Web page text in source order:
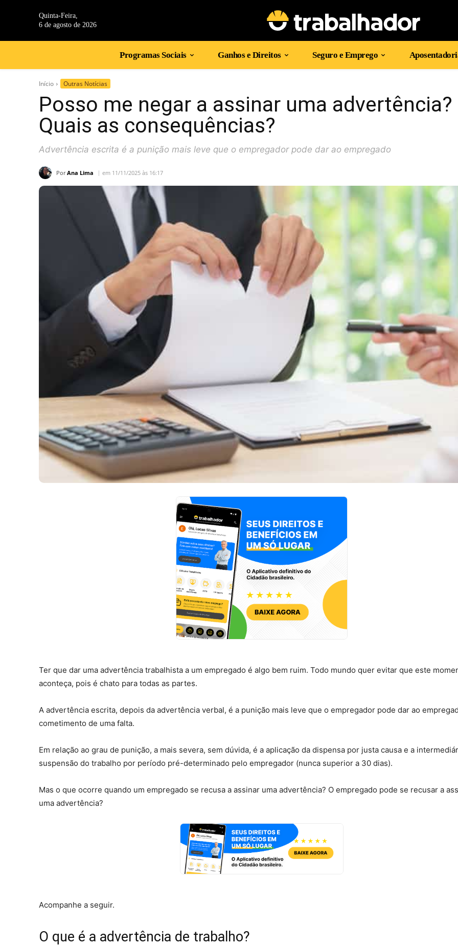
Quinta-Feira,
6 de agosto de 2026
Programas Sociais Ganhos e Direitos Seguro e Emprego
Início Outras Notícias
Posso me negar a assinar uma advertência?
Quais as consequências?
Advertência escrita é a punição mais leve que o empregador pode dar ao empregado
Por Ana Lima em 11/11/2025 às 16:17
Ter que dar uma advertência trabalhista a um empregado é algo bem ruim. Todo mundo quer evitar que este
aconteça, pois é chato para todas as partes.
A advertência escrita, depois da advertência verbal, é a punição mais leve que o empregador pode dar ao
cometimento de uma falta.
Em relação ao grau de punição, a mais severa, sem dúvida, é a aplicação da dispensa por justa causa e a
suspensão do trabalho por período pré-determinado pelo empregador (nunca superior a 30 dias).
Mas o que ocorre quando um empregado se recusa a assinar uma advertência? O empregado pode se recusar a
uma advertência?
Acompanhe a seguir.
O que é a advertência de trabalho?